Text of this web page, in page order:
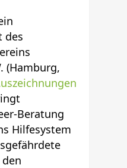
des
(Hamburg,
Beratung
Hilfesystem